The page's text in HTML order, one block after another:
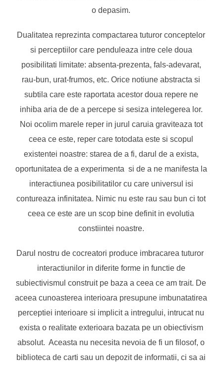
o depasim.
Dualitatea reprezinta compactarea tuturor conceptelor
si perceptiilor care penduleaza intre cele doua
posibilitati limitate: absenta-prezenta, fals-adevarat,
rau-bun, urat-frumos, etc. Orice notiune abstracta si
subtila care este raportata acestor doua repere ne
inhiba aria de de a percepe si sesiza intelegerea lor.
Noi ocolim marele reper in jurul caruia graviteaza tot
ceea ce este, reper care totodata este si scopul
existentei noastre: starea de a fi, darul de a exista,
oportunitatea de a experimenta si de a ne manifesta la
interactiunea posibilitatilor cu care universul isi
contureaza infinitatea. Nimic nu este rau sau bun ci tot
ceea ce este are un scop bine definit in evolutia
constiintei noastre.
Darul nostru de cocreatori produce imbracarea tuturor
interactiunilor in diferite forme in functie de
subiectivismul construit pe baza a ceea ce am trait. De
aceea cunoasterea interioara presupune imbunatatirea
perceptiei interioare si implicit a intregului, intrucat nu
exista o realitate exterioara bazata pe un obiectivism
absolut. Aceasta nu necesita nevoia de fi un filosof, o
biblioteca de carti sau un depozit de informatii, ci sa ai